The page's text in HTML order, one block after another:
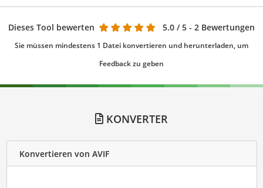
Dieses Tool bewerten 5.0 / 5 - 2 Bewertungen
Sie müssen mindestens 1 Datei konvertieren und herunterladen, um
Feedback zu geben
KONVERTER
Konvertieren von AVIF